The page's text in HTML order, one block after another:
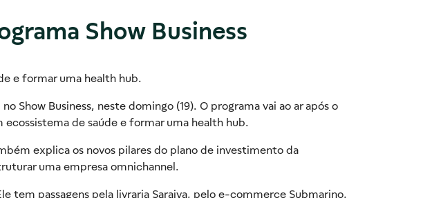
Show Business
e formar uma health hub.
Show Business, neste domingo (19). O programa vai ao ar após o
de saúde e formar uma health hub.
explica os novos pilares do plano de investimento da
uma empresa omnichannel.
tem passagens pela livraria Saraiva, pelo e-commerce Submarino,